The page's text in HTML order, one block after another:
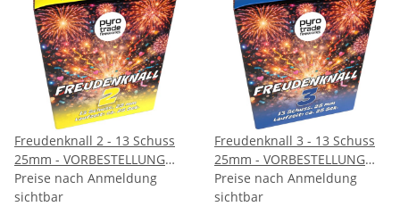
Freudenknall 2 - 13 Schuss
25mm - VORBESTELLUNG
September
Preise nach Anmeldung
sichtbar
Freudenknall 3 - 13 Schuss
25mm - VORBESTELLUNG
September
Preise nach Anmeldung
sichtbar